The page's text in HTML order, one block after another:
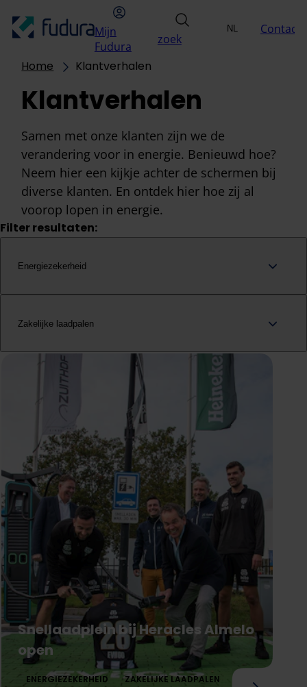
Overslaan naar inhoudhoofdmenu
Uitdagingen
Mijn Fudura
Mijn
Fudura
zoek
zoek
NL Contact
Home Klantverhalen
Klantverhalen
Samen met onze klanten zijn we de
verandering voor in energie. Benieuwd hoe?
Neem hier een kijkje achter de schermen bij
diverse klanten. En ontdek hier hoe zij al
voorop lopen in energie.
Filter resultaten:
Energiezekerheid
Zakelijke laadpalen
Snellaadplein bij Heracles Almelo
open
ENERGIEZEKERHEID ZAKELIJKE LAADPALEN